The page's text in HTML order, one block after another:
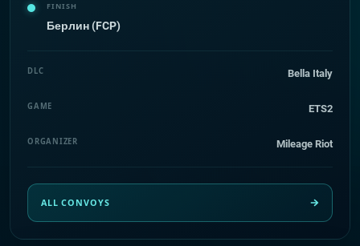
FINISH
Берлин (FCP)
DLC Bella Italy
GAME ETS2
ORGANIZER Mileage Riot
ALL CONVOYS